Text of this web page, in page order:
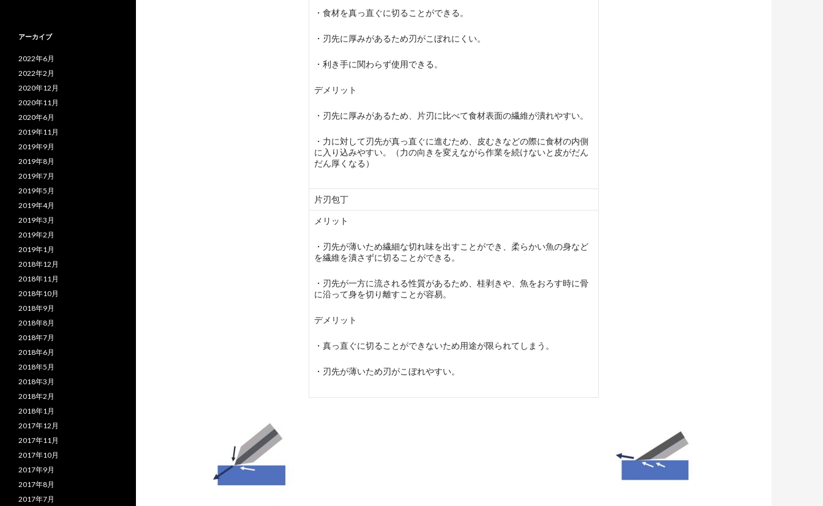
・食材を真っ直ぐに切ることができる。
・刃先に厚みがあるため刃がこぼれにくい。
・利き手に関わらず使用できる。
デメリット
・刃先に厚みがあるため、片刃に比べて食材表面の繊維が潰れやすい。
・力に対して刃先が真っ直ぐに進むため、皮むきなどの際に食材の内側
に入り込みやすい。（力の向きを変えながら作業を続けないと皮がだん
だん厚くなる）
片刃包丁
メリット
・刃先が薄いため繊細な切れ味を出すことができ、柔らかい魚の身など
を繊維を潰さずに切ることができる。
・刃先が一方に流される性質があるため、桂剥きや、魚をおろす時に骨
に沿って身を切り離すことが容易。
デメリット
・真っ直ぐに切ることができないため用途が限られてしまう。
・刃先が薄いため刃がこぼれやすい。
アーカイブ
2022年6月
2022年2月
2020年12月
2020年11月
2020年6月
2019年11月
2019年9月
2019年8月
2019年7月
2019年5月
2019年4月
2019年3月
2019年2月
2019年1月
2018年12月
2018年11月
2018年10月
2018年9月
2018年8月
2018年7月
2018年6月
2018年5月
2018年3月
2018年2月
2018年1月
2017年12月
2017年11月
2017年10月
2017年9月
2017年8月
2017年7月